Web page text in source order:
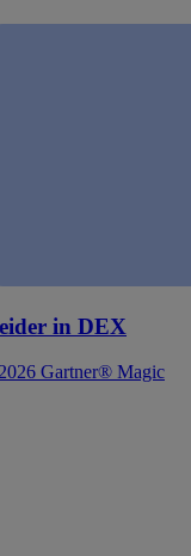
in DEX
Gartner® Magic